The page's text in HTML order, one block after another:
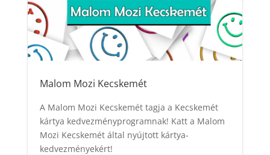
Malom Mozi Kecskemét
A Malom Mozi Kecskemét tagja a Kecskemét
kártya kedvezményprogramnak! Katt a Malom
Mozi Kecskemét által nyújtott kártya-
kedvezményekért!